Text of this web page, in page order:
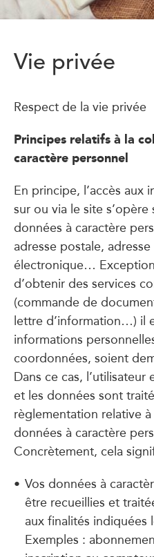
Vie privée
Respect de la vie privée
Principes relatifs à la
caractère personnel
En principe, l’accès aux
sur ou via le site
données à caractère
adresse postale,
électronique…
d’obtenir des services
(commande de
lettre d’information…) il
informations
coordonnées, soient
Dans ce cas,
et les données sont
règlementation relative
données à caractère
Concrètement, cela
Vos données à
être recueillies et
aux finalités
Exemples :